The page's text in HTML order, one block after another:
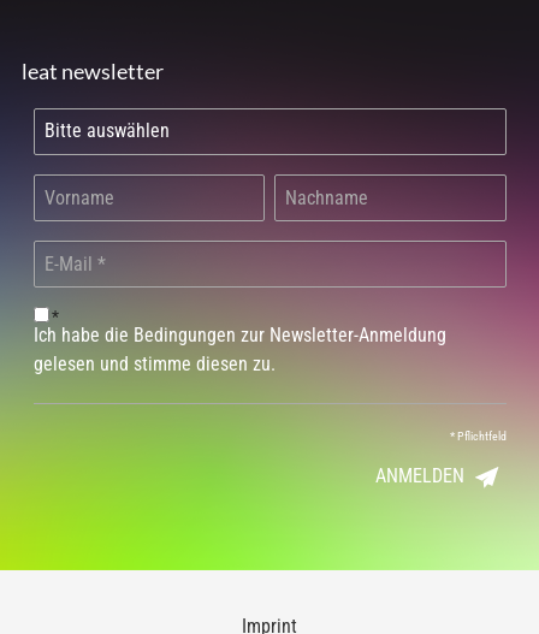
leat newsletter
*
Ich habe die Bedingungen zur Newsletter-Anmeldung
gelesen und stimme diesen zu.
*Pflichtfeld
ANMELDEN
Imprint